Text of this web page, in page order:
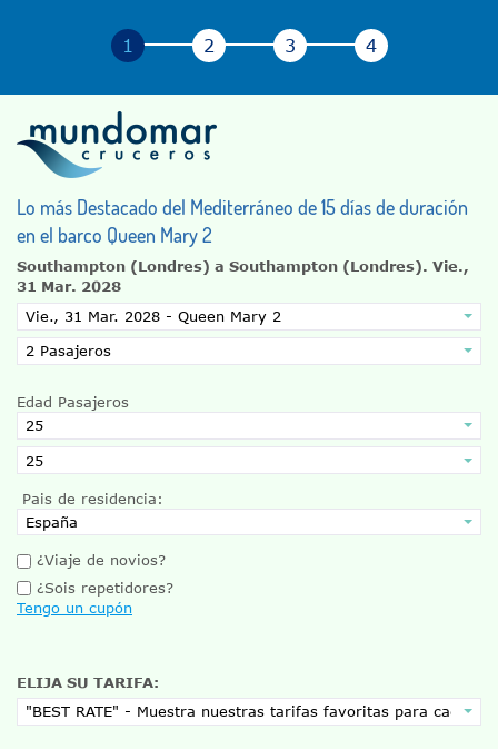
Lo más Destacado del Mediterráneo de 15 días de duración
en el barco Queen Mary 2
Southampton (Londres) a Southampton (Londres). Vie.,
31 Mar. 2028
Edad Pasajeros
Pais de residencia:
¿Viaje de novios?
¿Sois repetidores?
Tengo un cupón
ELIJA SU TARIFA: